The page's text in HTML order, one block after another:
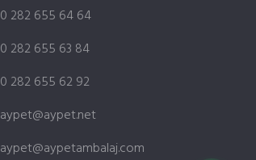
0 282 655 64 64
0 282 655 63 84
0 282 655 62 92
aypet@aypet.net
aypet@aypetambalaj.com